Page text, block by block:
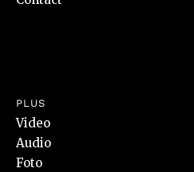
PLUS
Video
Audio
Foto